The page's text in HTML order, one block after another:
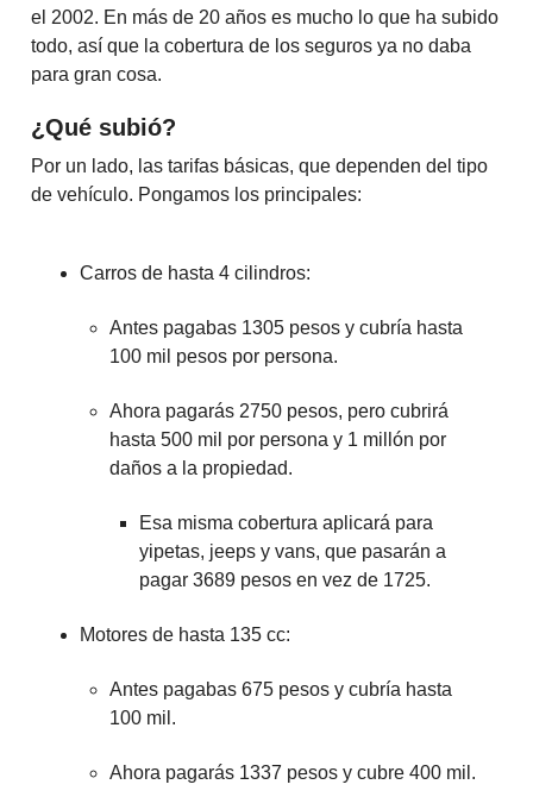
el 2002. En más de 20 años es mucho lo que ha subido
todo, así que la cobertura de los seguros ya no daba
para gran cosa.
¿Qué subió?
Por un lado, las tarifas básicas, que dependen del tipo
de vehículo. Pongamos los principales:
Carros de hasta 4 cilindros:
Antes pagabas 1305 pesos y cubría hasta
100 mil pesos por persona.
Ahora pagarás 2750 pesos, pero cubrirá
hasta 500 mil por persona y 1 millón por
daños a la propiedad.
Esa misma cobertura aplicará para
yipetas, jeeps y vans, que pasarán a
pagar 3689 pesos en vez de 1725.
Motores de hasta 135 cc:
Antes pagabas 675 pesos y cubría hasta
100 mil.
Ahora pagarás 1337 pesos y cubre 400 mil.